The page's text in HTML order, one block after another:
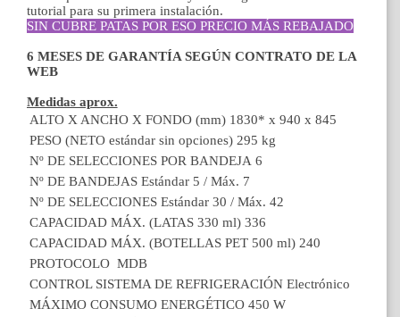
tutorial para su primera instalación.
SIN CUBRE PATAS POR ESO PRECIO MÁS REBAJADO
6 MESES DE GARANTÍA SEGÚN CONTRATO DE LA
WEB
Medidas aprox.
ALTO X ANCHO X FONDO (mm) 1830* x 940 x 845
PESO (NETO estándar sin opciones) 295 kg
Nº DE SELECCIONES POR BANDEJA 6
Nº DE BANDEJAS Estándar 5 / Máx. 7
Nº DE SELECCIONES Estándar 30 / Máx. 42
CAPACIDAD MÁX. (LATAS 330 ml) 336
CAPACIDAD MÁX. (BOTELLAS PET 500 ml) 240
PROTOCOLO MDB
CONTROL SISTEMA DE REFRIGERACIÓN Electrónico
MÁXIMO CONSUMO ENERGÉTICO 450 W